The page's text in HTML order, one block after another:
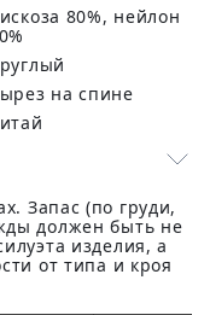
Круглый
Вырез на спине
Китай
Запас (по груди,
должен быть не
изделия, а
от типа и кроя